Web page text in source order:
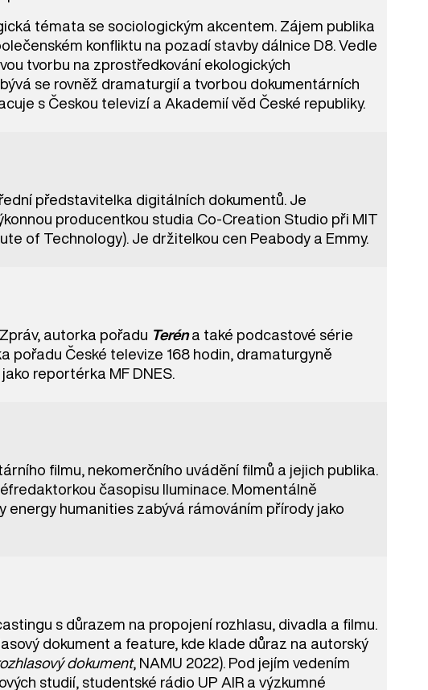
témata se sociologickým akcentem. Zájem publika
konfliktu na pozadí stavby dálnice D8. Vedle
tvorbu na zprostředkování ekologických
se rovněž dramaturgií a tvorbou dokumentárních
s Českou televizí a Akademií věd České republiky.
představitelka digitálních dokumentů. Je
producentkou studia Co-Creation Studio při MIT
of Technology). Je držitelkou cen Peabody a Emmy.
autorka pořadu Teréna také podcastové série
pořadu České televize 168 hodin, dramaturgyně
reportérka MF DNES.
filmu, nekomerčního uvádění filmů a jejich publika.
časopisu Iluminace. Momentálně
humanities zabývá rámováním přírody jako
s důrazem na propojení rozhlasu, divadla a filmu.
dokument a feature, kde klade důraz na autorský
dokument, NAMU 2022). Pod jejím vedením
studií, studentské rádio UP AIR a výzkumné